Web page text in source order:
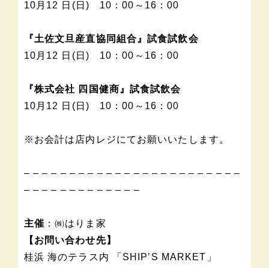
10月12 日(日) 10：00～16：00
『土佐文旦産直協同組合』試食試飲会
10月12 日(日) 10：00～16：00
『株式会社 四国健商』試食試飲会
10月12 日(日) 10：00～16：00
※お会計は店内レジにてお願いいたします。
– – – – – – – – – – – – – – – – – – – – – – – –
– – – – – – – – – – – – –
主催 ：㈱はりま家
【お問い合わせ先】
桂浜 海のテラス内 「SHIP’S MARKET」